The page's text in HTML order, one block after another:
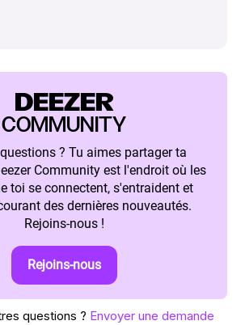
DEEZER
COMMUNITY
? Tu aimes partager ta
Community est l'endroit où les
toi se connectent, s'entraident et
des dernières nouveautés.
Rejoins-nous !
Rejoins-nous
questions ? Envoyer une demande